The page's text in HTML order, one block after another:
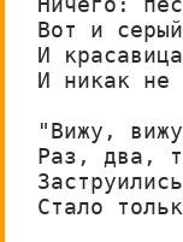
Вот и
И
И никак не
"Вижу,
Раз, два,
Стало